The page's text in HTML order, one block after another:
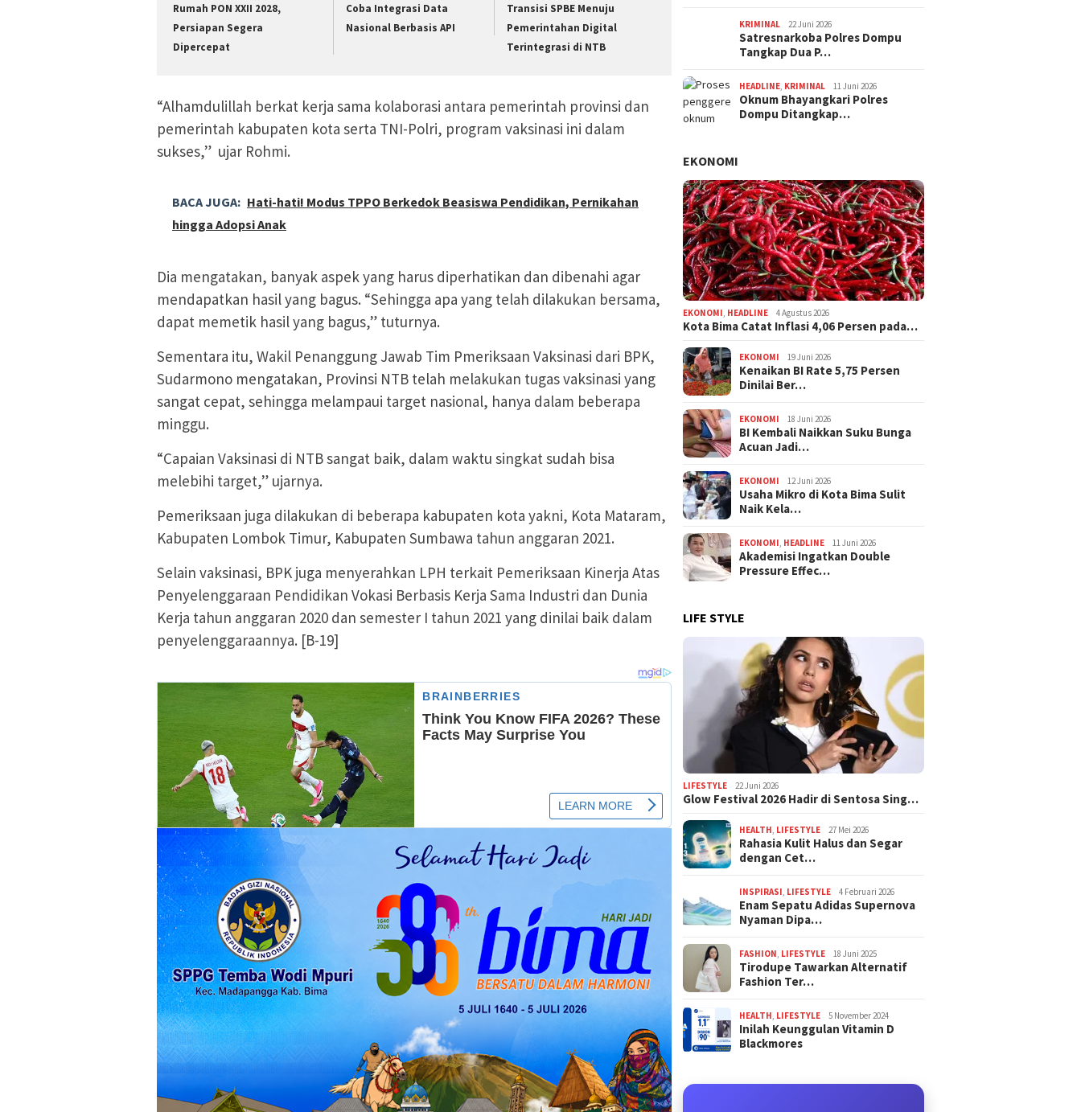
Rumah PON XXII 2028,
Persiapan Segera
Dipercepat
Coba Integrasi Data
Nasional Berbasis API
Transisi SPBE Menuju
Pemerintahan Digital
Terintegrasi di NTB
“Alhamdulillah berkat kerja sama kolaborasi antara pemerintah provinsi dan
pemerintah kabupaten kota serta TNI-Polri, program vaksinasi ini dalam
sukses,” ujar Rohmi.
BACA JUGA: Hati-hati! Modus TPPO Berkedok Beasiswa Pendidikan, Pernikahan
hingga Adopsi Anak
Dia mengatakan, banyak aspek yang harus diperhatikan dan dibenahi agar
mendapatkan hasil yang bagus. “Sehingga apa yang telah dilakukan bersama,
dapat memetik hasil yang bagus,” tuturnya.
Sementara itu, Wakil Penanggung Jawab Tim Pmeriksaan Vaksinasi dari BPK,
Sudarmono mengatakan, Provinsi NTB telah melakukan tugas vaksinasi yang
sangat cepat, sehingga melampaui target nasional, hanya dalam beberapa
minggu.
“Capaian Vaksinasi di NTB sangat baik, dalam waktu singkat sudah bisa
melebihi target,” ujarnya.
Pemeriksaan juga dilakukan di beberapa kabupaten kota yakni, Kota Mataram,
Kabupaten Lombok Timur, Kabupaten Sumbawa tahun anggaran 2021.
Selain vaksinasi, BPK juga menyerahkan LPH terkait Pemeriksaan Kinerja Atas
Penyelenggaraan Pendidikan Vokasi Berbasis Kerja Sama Industri dan Dunia
Kerja tahun anggaran 2020 dan semester I tahun 2021 yang dinilai baik dalam
penyelenggaraannya. [B-19]
KRIMINAL 22 Juni 2026
Satresnarkoba Polres Dompu
Tangkap Dua P…
HEADLINE, KRIMINAL 11 Juni 2026
Oknum Bhayangkari Polres
Dompu Ditangkap…
EKONOMI
EKONOMI, HEADLINE 4 Agustus 2026
Kota Bima Catat Inflasi 4,06 Persen pada…
EKONOMI 19 Juni 2026
Kenaikan BI Rate 5,75 Persen
Dinilai Ber…
EKONOMI 18 Juni 2026
BI Kembali Naikkan Suku Bunga
Acuan Jadi…
EKONOMI 12 Juni 2026
Usaha Mikro di Kota Bima Sulit
Naik Kela…
EKONOMI, HEADLINE 11 Juni 2026
Akademisi Ingatkan Double
Pressure Effec…
LIFE STYLE
LIFESTYLE 22 Juni 2026
Glow Festival 2026 Hadir di Sentosa Sing…
HEALTH, LIFESTYLE 27 Mei 2026
Rahasia Kulit Halus dan Segar
dengan Cet…
INSPIRASI, LIFESTYLE 4 Februari 2026
Enam Sepatu Adidas Supernova
Nyaman Dipa…
FASHION, LIFESTYLE 18 Juni 2025
Tirodupe Tawarkan Alternatif
Fashion Ter…
HEALTH, LIFESTYLE 5 November 2024
Inilah Keunggulan Vitamin D
Blackmores